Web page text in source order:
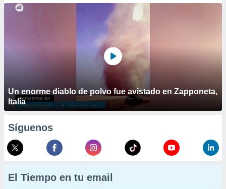
Un enorme diablo de polvo fue avistado en Zapponeta,
Italia
Síguenos
El Tiempo en tu email